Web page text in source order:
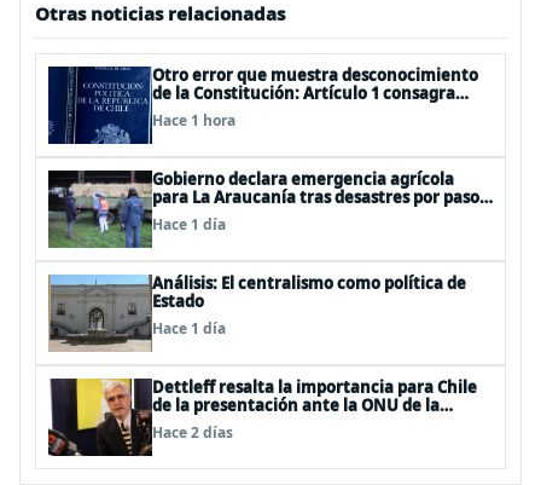
Otras noticias relacionadas
Otro error que muestra desconocimiento
de la Constitución: Artículo 1 consagra
resguardar la seguridad nacional y
proteger a los ciudadanos
Hace 1 hora
Gobierno declara emergencia agrícola
para La Araucanía tras desastres por pasos
de sistemas frontales
Hace 1 día
Análisis: El centralismo como política de
Estado
Hace 1 día
Dettleff resalta la importancia para Chile
de la presentación ante la ONU de la
Plataforma Continental Extendida del
Archipiélago Juan Fernández
Hace 2 días